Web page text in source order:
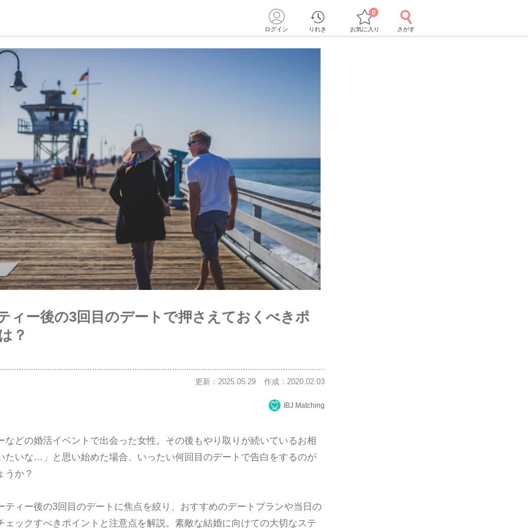
ログイン りれき お気に入り
0
さがす
ィー後の3回目のデートで押さえておくべきポ
？
更新：2025.05.29 作成：2020.02.03
IBJ Matching
などの婚活イベントで出会った女性。その後もやり取りが続いているお相
たいな…」と思い始めた場合、いったい何回目のデートで告白をするのが
うか？
ティー後の3回目のデートに焦点を絞り、おすすめのデートプランや当日の
ェックすべきポイントと注意点を解説。素敵な結婚に向けての大切なステ